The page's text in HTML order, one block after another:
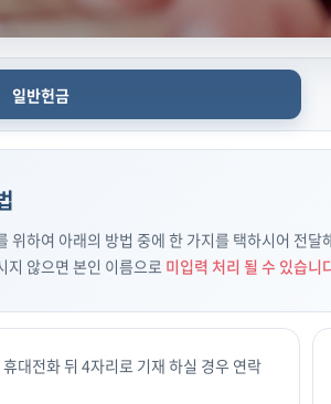
일반헌금
위하여 아래의 방법 중에 한 가지를 택하시어 전달
지 않으면 본인 이름으로 미입력 처리 될 수 있습니
대전화 뒤 4자리로 기재 하실 경우 연락